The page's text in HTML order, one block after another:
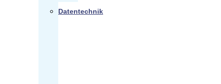
Datentechnik